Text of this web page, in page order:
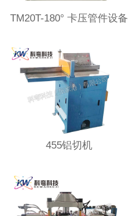
TM20T-180° 卡压管件设备
455铝切机